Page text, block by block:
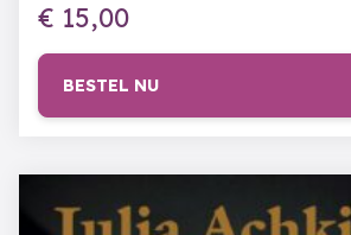
€ 15,00
BESTEL NU